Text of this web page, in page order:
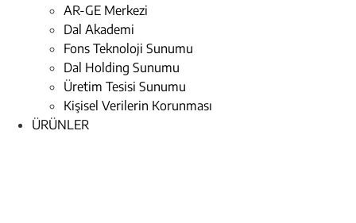
AR-GE Merkezi
Dal Akademi
Fons Teknoloji Sunumu
Dal Holding Sunumu
Üretim Tesisi Sunumu
Kişisel Verilerin Korunması
ÜRÜNLER